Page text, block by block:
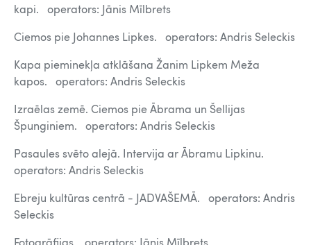
kapi. operators: Jānis Mīlbrets
Ciemos pie Johannes Lipkes. operators: Andris Seleckis
Kapa pieminekļa atklāšana Žanim Lipkem Meža
kapos. operators: Andris Seleckis
Izraēlas zemē. Ciemos pie Ābrama un Šellijas
Špunginiem. operators: Andris Seleckis
Pasaules svēto alejā. Intervija ar Ābramu Lipkinu.
operators: Andris Seleckis
Ebreju kultūras centrā - JADVAŠEMĀ. operators: Andris
Seleckis